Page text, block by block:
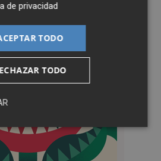
de privacidad
TODO
TODO